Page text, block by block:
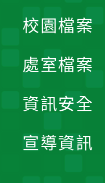
校園檔案
處室檔案
資訊安全
宣導資訊